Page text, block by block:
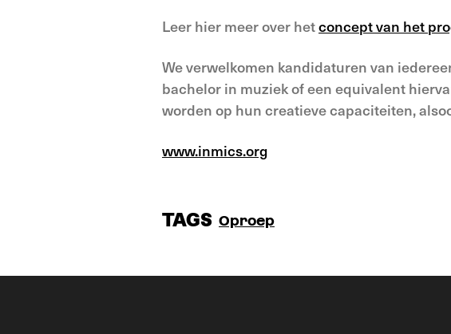
Leer hier meer over hetconcept van het
We verwelkomen kandidaturen van
bachelor in muziek of een equivalent
worden op hun creatieve capaciteiten,
www.inmics.org
TAGS Oproep